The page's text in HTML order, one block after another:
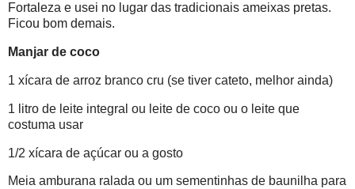
Fortaleza e usei no lugar das tradicionais ameixas pretas.
Ficou bom demais.
Manjar de coco
1 xícara de arroz branco cru (se tiver cateto, melhor ainda)
1 litro de leite integral ou leite de coco ou o leite que
costuma usar
1/2 xícara de açúcar ou a gosto
Meia amburana ralada ou um sementinhas de baunilha para